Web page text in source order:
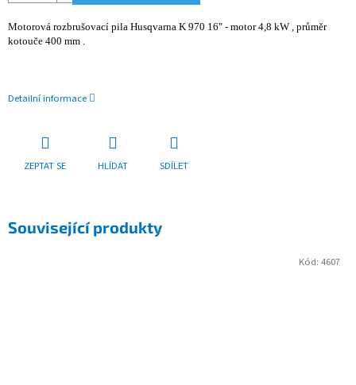
Motorová rozbrušovací pila Husqvarna K 970 16" - motor 4,8 kW , průměr
kotouče 400 mm .
Detailní informace
ZEPTAT SE HLÍDAT SDÍLET
Související produkty
Kód: 4607